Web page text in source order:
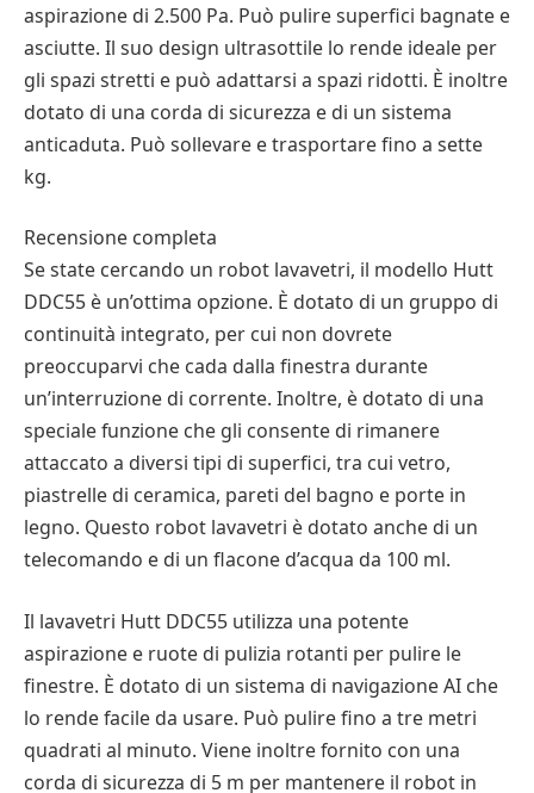
aspirazione di 2.500 Pa. Può pulire superfici bagnate e
asciutte. Il suo design ultrasottile lo rende ideale per
gli spazi stretti e può adattarsi a spazi ridotti. È inoltre
dotato di una corda di sicurezza e di un sistema
anticaduta. Può sollevare e trasportare fino a sette
kg.
Recensione completa
Se state cercando un robot lavavetri, il modello Hutt
DDC55 è un’ottima opzione. È dotato di un gruppo di
continuità integrato, per cui non dovrete
preoccuparvi che cada dalla finestra durante
un’interruzione di corrente. Inoltre, è dotato di una
speciale funzione che gli consente di rimanere
attaccato a diversi tipi di superfici, tra cui vetro,
piastrelle di ceramica, pareti del bagno e porte in
legno. Questo robot lavavetri è dotato anche di un
telecomando e di un flacone d’acqua da 100 ml.
Il lavavetri Hutt DDC55 utilizza una potente
aspirazione e ruote di pulizia rotanti per pulire le
finestre. È dotato di un sistema di navigazione AI che
lo rende facile da usare. Può pulire fino a tre metri
quadrati al minuto. Viene inoltre fornito con una
corda di sicurezza di 5 m per mantenere il robot in